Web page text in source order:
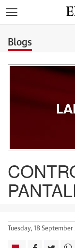
Blogs
Tuesday, 18